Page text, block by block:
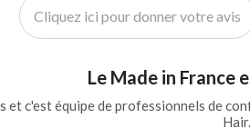
Cliquez ici pour donner votre avis
Le Made in France
et c'est équipe de professionnels de
Hair.